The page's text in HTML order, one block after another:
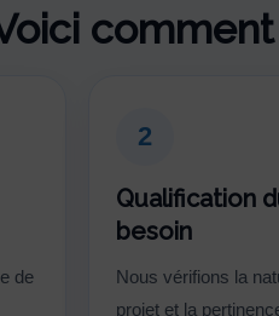
de
2
Qualification
besoin
Nous vérifions la
projet et la